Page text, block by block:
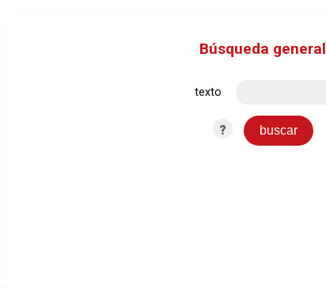
Búsqueda general
texto
?